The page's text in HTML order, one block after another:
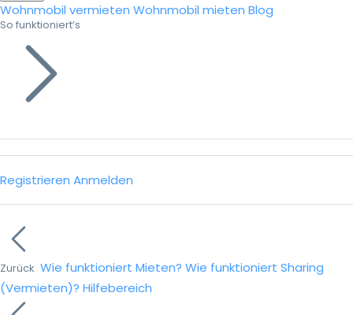
Wohnmobil vermieten Wohnmobil mieten Blog
So funktioniert’s
Registrieren Anmelden
Zurück Wie funktioniert Mieten? Wie funktioniert Sharing
(Vermieten)? Hilfebereich